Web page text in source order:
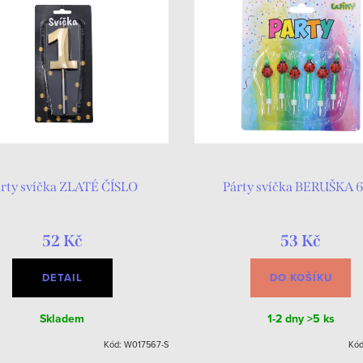
svíčka ZLATÉ ČÍSLO
52 Kč
DETAIL
Skladem
Kód: W017567-S
Párty svíčka BERUŠKA
53 Kč
DO KOŠÍKU
1-2 dny >5 ks